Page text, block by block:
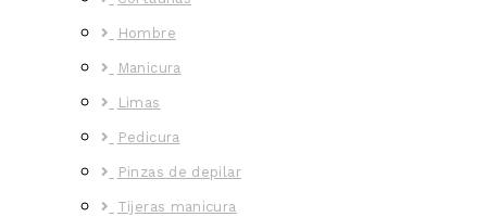
Hombre
Manicura
Limas
Pedicura
Pinzas de depilar
Tijeras manicura